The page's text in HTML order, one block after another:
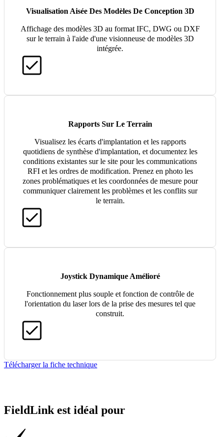
Visualisation Aisée Des Modèles De Conception 3D
Affichage des modèles 3D au format IFC, DWG ou DXF
sur le terrain à l'aide d'une visionneuse de modèles 3D
intégrée.
Rapports Sur Le Terrain
Visualisez les écarts d'implantation et les rapports
quotidiens de synthèse d'implantation, et documentez les
conditions existantes sur le site pour les communications
RFI et les ordres de modification. Prenez en photo les
zones problématiques et les coordonnées de mesure pour
communiquer clairement les problèmes et les conflits sur
le terrain.
Joystick Dynamique Amélioré
Fonctionnement plus souple et fonction de contrôle de
l'orientation du laser lors de la prise des mesures tel que
construit.
Télécharger la fiche technique
FieldLink est idéal pour